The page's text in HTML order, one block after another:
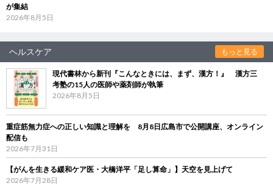
が集結
2026年8月5日
ヘルスケア もっと見る
現代書林から新刊『こんなときには、まず、漢方！』 漢方三
考塾の15人の医師や薬剤師が執筆
2026年8月5日
重症筋無力症への正しい知識と理解を 8月8日広島市で公開講座、オンライン
配信も
2026年7月31日
【がんを生きる緩和ケア医・大橋洋平「足し算命」】天空を見上げて
2026年7月28日